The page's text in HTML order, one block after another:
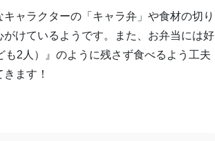
ャラクターの「キャラ弁」や食材の切り
けているようです。また、お弁当には好
2人）』のように残さず食べるよう工夫
ます！